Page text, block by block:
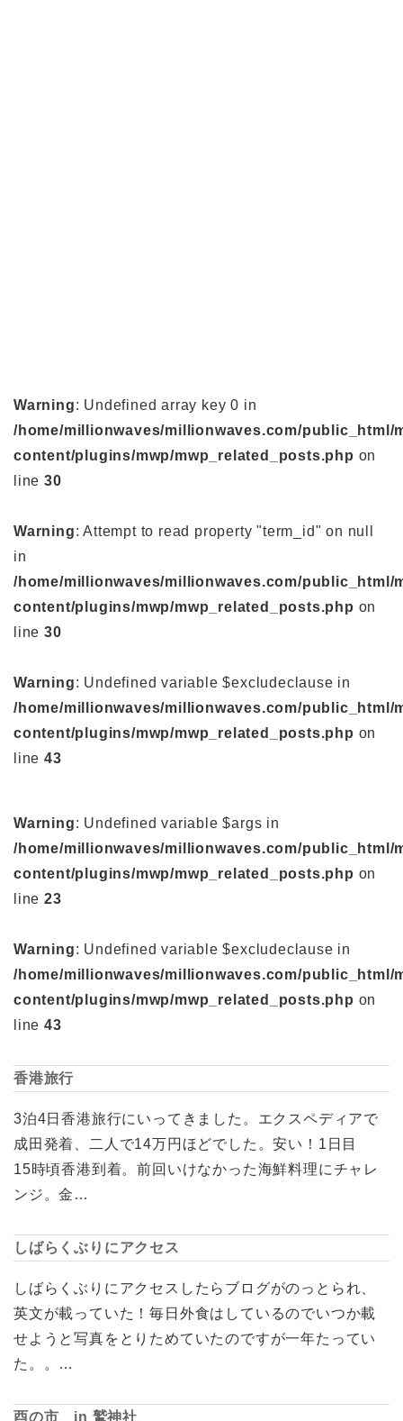
Warning: Undefined array key 0 in
/home/millionwaves/millionwaves.com/public_html/
content/plugins/mwp/mwp_related_posts.php on
line 30
Warning: Attempt to read property "term_id" on null
in
/home/millionwaves/millionwaves.com/public_html/
content/plugins/mwp/mwp_related_posts.php on
line 30
Warning: Undefined variable $excludeclause in
/home/millionwaves/millionwaves.com/public_html/
content/plugins/mwp/mwp_related_posts.php on
line 43
Warning: Undefined variable $args in
/home/millionwaves/millionwaves.com/public_html/
content/plugins/mwp/mwp_related_posts.php on
line 23
Warning: Undefined variable $excludeclause in
/home/millionwaves/millionwaves.com/public_html/
content/plugins/mwp/mwp_related_posts.php on
line 43
香港旅行
3泊4日香港旅行にいってきました。エクスペディアで
成田発着、二人で14万円ほどでした。安い！1日目
15時頃香港到着。前回いけなかった海鮮料理にチャレ
ンジ。金…
しばらくぶりにアクセス
しばらくぶりにアクセスしたらブログがのっとられ、
英文が載っていた！毎日外食はしているのでいつか載
せようと写真をとりためていたのですが一年たってい
た。。…
酉の市 in 鷲神社